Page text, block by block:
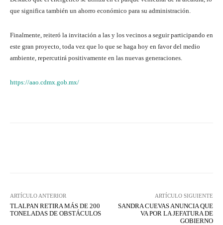
que significa también un ahorro económico para su administración.
Finalmente, reiteró la invitación a las y los vecinos a seguir participando en
este gran proyecto, toda vez que lo que se haga hoy en favor del medio
ambiente, repercutirá positivamente en las nuevas generaciones.
https://aao.cdmx.gob.mx/
ARTÍCULO ANTERIOR
TLALPAN RETIRA MÁS DE 200
TONELADAS DE OBSTÁCULOS
ARTÍCULO SIGUIENTE
SANDRA CUEVAS ANUNCIA QUE
VA POR LA JEFATURA DE
GOBIERNO